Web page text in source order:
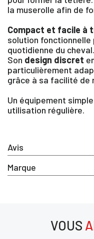
Avis
Marque
la muserolle afin de
Compact et facile à
solution fonctionnelle
quotidienne du cheval.
Son design discret
particulièrement
grâce à sa facilité de
Un équipement
utilisation régulière.
VOUS
×
Vous devez être
produits dans votre